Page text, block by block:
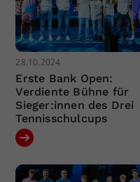
28.10.2024
Erste Bank Open:
Verdiente Bühne für
Sieger:innen des Drei
Tennisschulcups